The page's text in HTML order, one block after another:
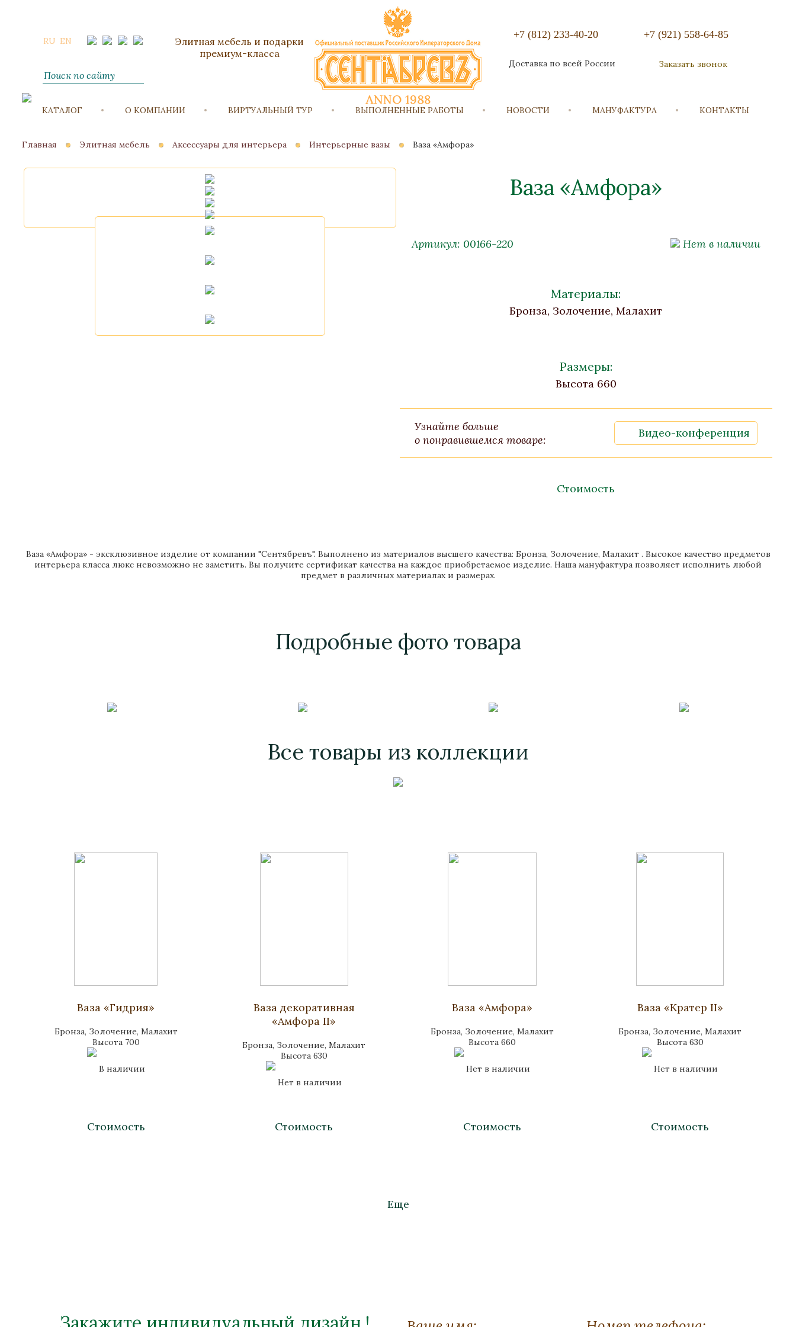
RU EN
Элитная мебель и подарки
премиум-класса
+7 (812) 233-40-20 +7 (921) 558-64-85
Заказать звонок
Доставка по всей России
КАТАЛОГ О КОМПАНИИ ВИРТУАЛЬНЫЙ ТУР ВЫПОЛНЕННЫЕ РАБОТЫ НОВОСТИ МАНУФАКТУРА КОНТАКТЫ
Главная Элитная мебель Аксессуары для интерьера Интерьерные вазы Ваза «Амфора»
Ваза «Амфора»
Артикул: 00166-220 Нет в наличии
Материалы:
Бронза, Золочение, Малахит
Размеры:
Высота 660
Узнайте больше
о понравившемся товаре:
Видео-конференция
Стоимость
Ваза «Амфора» - эксклюзивное изделие от компании "Сентябревъ". Выполнено из материалов высшего качества: Бронза, Золочение, Малахит . Высокое качество предметов
интерьера класса люкс невозможно не заметить. Вы получите сертификат качества на каждое приобретаемое изделие. Наша мануфактура позволяет исполнить любой
предмет в различных материалах и размерах.
Подробные фото товара
Все товары из коллекции
Ваза «Гидрия»
Бронза, Золочение, Малахит
Высота 700
В наличии
Стоимость
Ваза декоративная
«Амфора II»
Бронза, Золочение, Малахит
Высота 630
Нет в наличии
Стоимость
Ваза «Амфора»
Бронза, Золочение, Малахит
Высота 660
Нет в наличии
Стоимость
Ваза «Кратер II»
Бронза, Золочение, Малахит
Высота 630
Нет в наличии
Стоимость
Еще